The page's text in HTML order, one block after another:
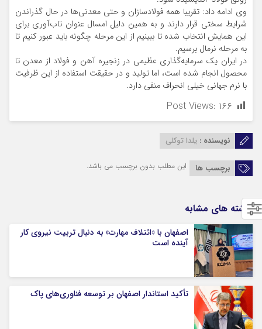
وی ادامه داد: تقریبا همه فولادسازان و حتی معدنی‌ها در حال گذراندن
شرایط سختی قرار دارند و به همین دلیل امسال عنوان تاب‌آوری برای
این همایش انتخاب شده تا ببینیم از این مرحله چگونه باید عبور کنیم تا
به مرحله نرمال برسیم.
در ایران یک سرمایه‌گذاری عظیمی در زنجیره آهن و فولاد از معدن تا
محصول انجام شده است، اما تولید و در حقیقت استفاده از این ظرفیت
با نرم جهانی خیلی انحراف منفی دارد.
Post Views: ۱۶۶
نویسنده : یلدا توکلی
برچسب ها این مطلب بدون برچسب می باشد.
نوشته های مشابه
اصفهان با «ائتلاف مهارت» به دنبال تربیت نیروی کار
آینده است
تأکید استاندار اصفهان بر توسعه فناوری‌های پاک